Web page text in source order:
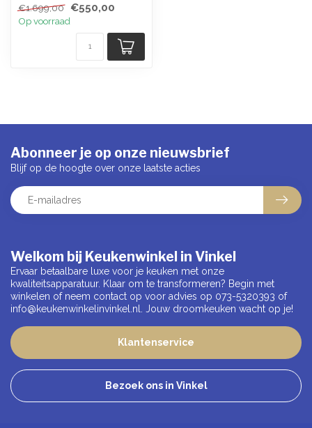
van veelz...
€1.699,00 €550,00
Op voorraad
Welkom bij Keukenwinkel in Vinkel
Ervaar betaalbare luxe voor je keuken met onze
kwaliteitsapparatuur. Klaar om te transformeren? Begin met
winkelen of neem contact op voor advies op 073-5320393 of
info@keukenwinkelinvinkel.nl
. Jouw droomkeuken wacht op je!
Klantenservice
Bezoek ons in Vinkel
Abonneer je op onze nieuwsbrief
Blijf op de hoogte over onze laatste acties